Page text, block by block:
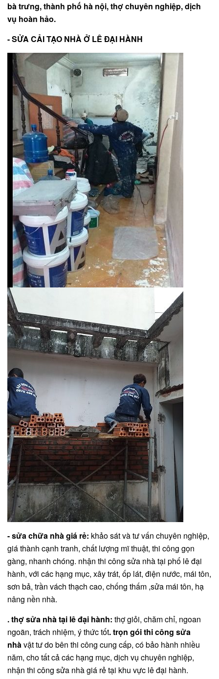
bà trưng, thành phố hà nội, thợ chuyên nghiệp, dịch
vụ hoàn hảo.
- SỬA CẢI TẠO NHÀ Ở LÊ ĐẠI HÀNH
- sửa chữa nhà giá rẻ: khảo sát và tư vấn chuyên nghiệp,
giá thành cạnh tranh, chất lượng mĩ thuật, thi công gọn
gàng, nhanh chóng. nhận thi công sửa nhà tại phố lê đại
hành, với các hạng mục, xây trát, ốp lát, điện nước, mái tôn,
sơn bả, trần vách thạch cao, chống thấm ,sửa mái tôn, hạ
nâng nền nhà.
. thợ sửa nhà tại lê đại hành: thợ giỏi, chăm chỉ, ngoan
ngoãn, trách nhiệm, ý thức tốt. trọn gói thi công sửa
nhàvật tư do bên thi công cung cấp, có bảo hành nhiều
năm, cho tất cả các hạng mục, dịch vụ chuyên nghiệp,
nhận thi công sửa nhà giá rẻ tại khu vực lê đại hành.